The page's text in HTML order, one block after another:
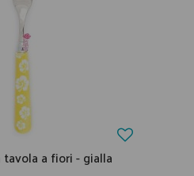
a fiori - gialla